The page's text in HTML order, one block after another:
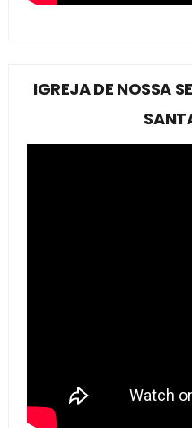
IGREJA DE NOSSA